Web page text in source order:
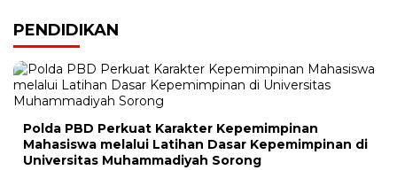
PENDIDIKAN
Polda PBD Perkuat Karakter Kepemimpinan
Mahasiswa melalui Latihan Dasar Kepemimpinan di
Universitas Muhammadiyah Sorong